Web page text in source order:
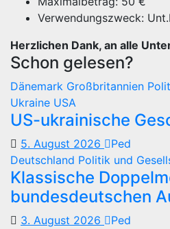
Verwendungszweck:
Herzlichen Dank, an alle
Schon gelesen?
Dänemark Großbritannien
Ukraine USA
US-ukrainische
5. August 2026
Ped
Deutschland Politik und
Klassische
bundesdeutschen
3. August 2026
Ped